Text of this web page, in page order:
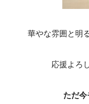
華やな雰囲と明
応援よろ
ただ